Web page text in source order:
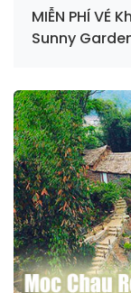
MIỄN PHÍ VÉ
Sunny